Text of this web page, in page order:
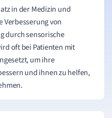
in der Medizin und
Verbesserung von
durch sensorische
oft bei Patienten mit
um ihre
und ihnen zu helfen,